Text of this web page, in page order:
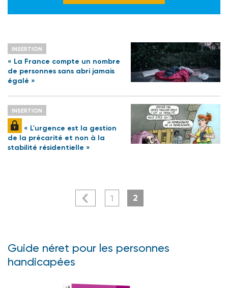
INSERTION
« La France compte un nombre
de personnes sans abri jamais
égalé »
INSERTION
« L'urgence est la gestion
de la précarité et non à la
stabilité résidentielle »
1 2
Guide néret pour les personnes
handicapées